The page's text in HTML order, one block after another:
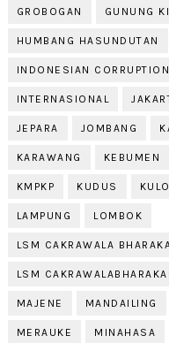
GROBOGAN GUNUNG
HUMBANG HASUNDUTAN
INDONESIAN
INTERNASIONAL
JEPARA JOMBANG
KARAWANG KEBUMEN
KMPKP KUDUS
LAMPUNG LOMBOK
LSM CAKRAWALA
LSM
MAJENE MANDAILING
MERAUKE MINAHASA